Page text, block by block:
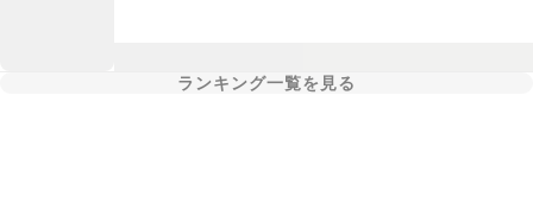
ランキング一覧を見る